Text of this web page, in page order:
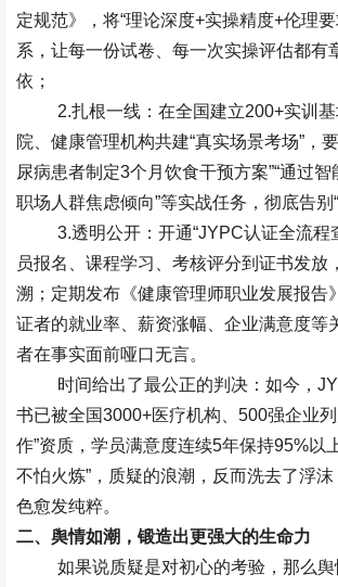
定规范》，将“理论深度+实操精度+伦理
系，让每一份试卷、每一次实操评估都有
依；
2.扎根一线：在全国建立200+实训
院、健康管理机构共建“真实场景考场” ，
尿病患者制定3个月饮食干预方案”“通过智
职场人群焦虑倾向”等实战任务，彻底告别
3.透明公开：开通“JYPC认证全流程
员报名、课程学习、考核评分到证书发放
溯；定期发布《健康管理师职业发展报告
证者的就业率、薪资涨幅、企业满意度等
者在事实面前哑口无言。
时间给出了最公正的判决：如今，
书已被全国3000+医疗机构、500强企业
作”资质，学员满意度连续5年保持95%以
不怕火炼” ，质疑的浪潮，反而洗去了浮
色愈发纯粹。
二、舆情如潮，锻造出更强大的生命力
如果说质疑是对初心的考验，那么